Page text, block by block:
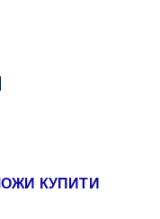
КУПИТИ